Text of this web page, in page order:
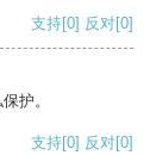
支持[0] 反对[0]
护。
支持[0] 反对[0]